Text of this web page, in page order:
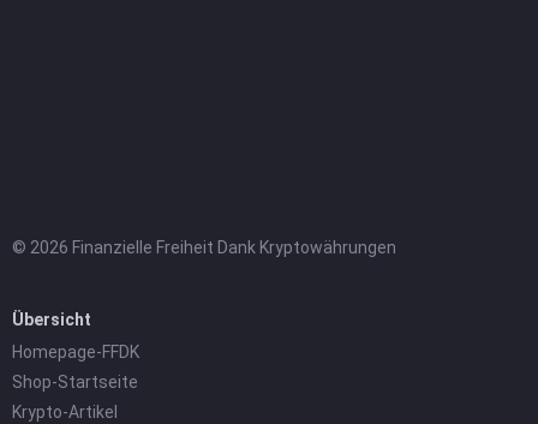
© 2026 Finanzielle Freiheit Dank Kryptowährungen
Übersicht
Homepage-FFDK
Shop-Startseite
Krypto-Artikel